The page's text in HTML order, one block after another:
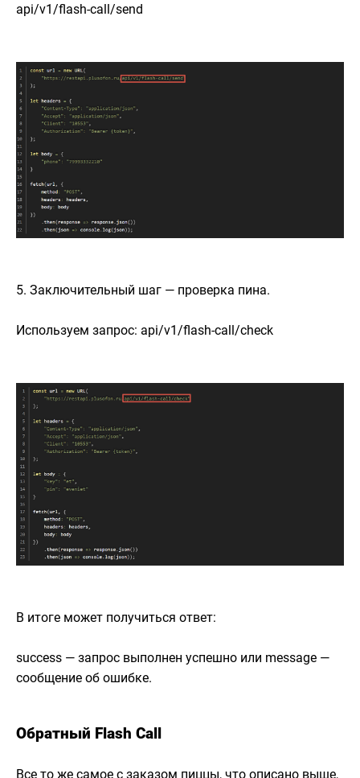
api/v1/flash-call/send
5. Заключительный шаг — проверка пина.
Используем запрос: api/v1/flash-call/check
В итоге может получиться ответ:
success — запрос выполнен успешно или message —
сообщение об ошибке.
Обратный Flash Call
Все то же самое с заказом пиццы, что описано выше,